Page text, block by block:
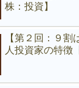
株：投資】
【第２回：９割
人投資家の特徴